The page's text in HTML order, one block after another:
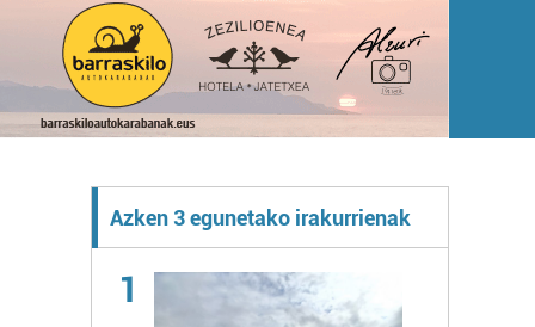
Azken 3 egunetako irakurrienak
1